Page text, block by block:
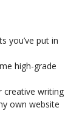
you’ve put in
high-grade
creative writing
own website